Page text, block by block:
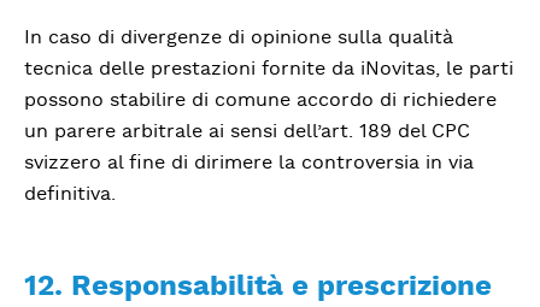
In caso di divergenze di opinione sulla qualità
tecnica delle prestazioni fornite da iNovitas, le parti
possono stabilire di comune accordo di richiedere
un parere arbitrale ai sensi dell’art. 189 del CPC
svizzero al fine di dirimere la controversia in via
definitiva.
12. Responsabilità e prescrizione